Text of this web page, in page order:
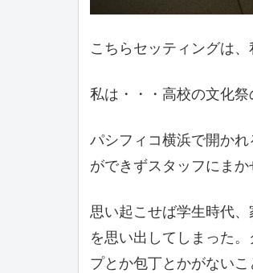
こちらセッティングは、
私は・・・高校の文化祭
パシフィコ横浜で開か
ができずスタッフにまか
思い起こせば学生時代
を思い出してしまった
プとか包丁とかがないこ